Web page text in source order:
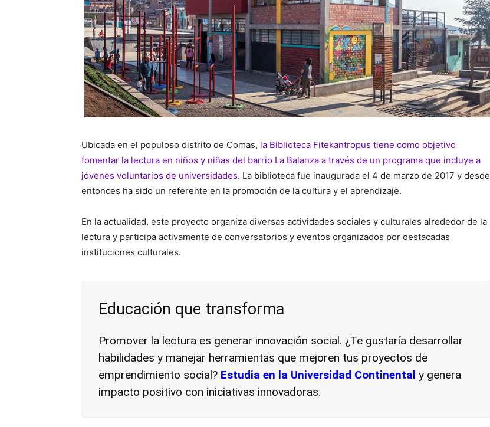
Ubicada en el populoso distrito de Comas, la Biblioteca Fitekantropus tiene como objetivo
fomentar la lectura en niños y niñas del barrio La Balanza a través de un programa que incluye a
jóvenes voluntarios de universidades. La biblioteca fue inaugurada el 4 de marzo de 2017 y desde
entonces ha sido un referente en la promoción de la cultura y el aprendizaje.
En la actualidad, este proyecto organiza diversas actividades sociales y culturales alrededor de la
lectura y participa activamente de conversatorios y eventos organizados por destacadas
instituciones culturales.
Educación que transforma
Promover la lectura es generar innovación social. ¿Te gustaría desarrollar
habilidades y manejar herramientas que mejoren tus proyectos de
emprendimiento social? Estudia en la Universidad Continental y genera
impacto positivo con iniciativas innovadoras.